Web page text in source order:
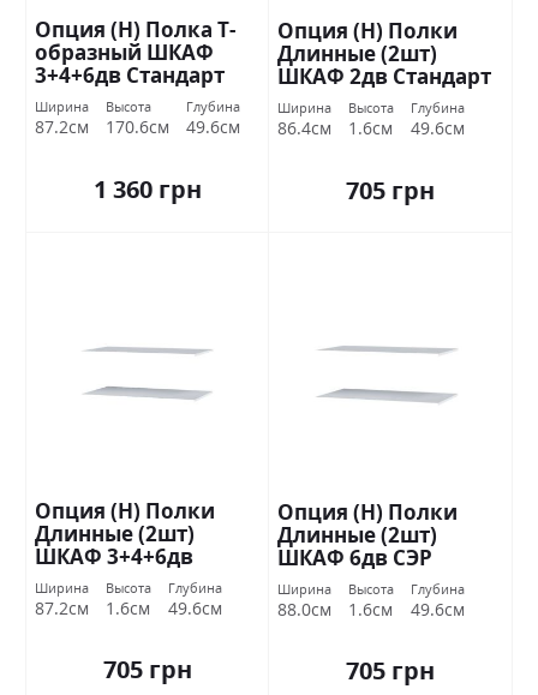
Опция (Н) Полка Т-
образный ШКАФ
3+4+6дв Стандарт
Ширина
87.2см
Высота
170.6см
Глубина
49.6см
1 360 грн
Опция (Н) Полки
Длинные (2шт)
ШКАФ 2дв Стандарт
Ширина
86.4см
Высота
1.6см
Глубина
49.6см
705 грн
Опция (Н) Полки
Длинные (2шт)
ШКАФ 3+4+6дв
Стандарт
Ширина
87.2см
Высота
1.6см
Глубина
49.6см
705 грн
Опция (Н) Полки
Длинные (2шт)
ШКАФ 6дв СЭР
ОТСОК Стандарт
Ширина
88.0см
Высота
1.6см
Глубина
49.6см
705 грн